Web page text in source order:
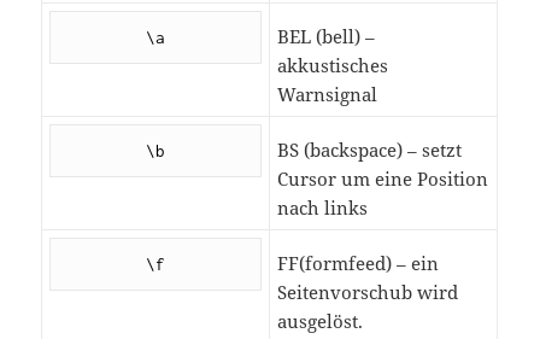
\a
BEL (bell) –
akkustisches
Warnsignal
\b
BS (backspace) – setzt
Cursor um eine Position
nach links
\f
FF(formfeed) – ein
Seitenvorschub wird
ausgelöst.